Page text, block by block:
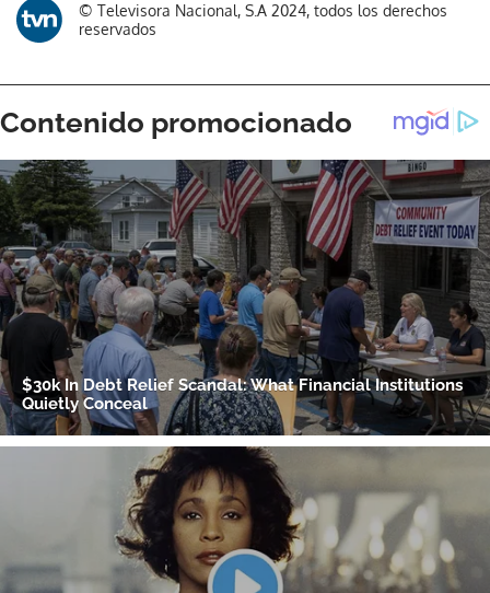
© Televisora Nacional, S.A 2024, todos los derechos
reservados